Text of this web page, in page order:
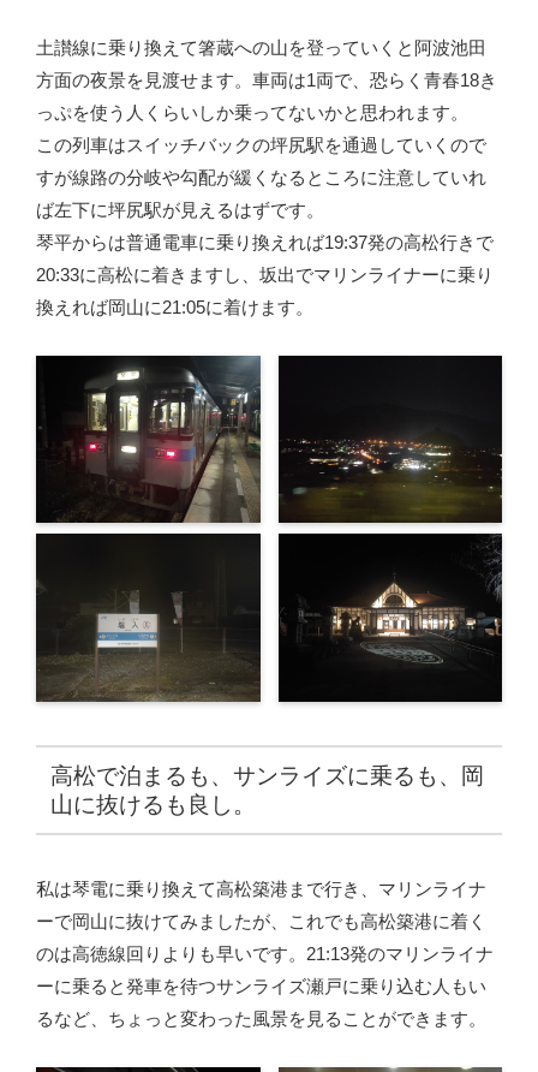
土讃線に乗り換えて箸蔵への山を登っていくと阿波池田
方面の夜景を見渡せます。車両は1両で、恐らく青春18き
っぷを使う人くらいしか乗ってないかと思われます。
この列車はスイッチバックの坪尻駅を通過していくので
すが線路の分岐や勾配が緩くなるところに注意していれ
ば左下に坪尻駅が見えるはずです。
琴平からは普通電車に乗り換えれば19:37発の高松行きで
20:33に高松に着きますし、坂出でマリンライナーに乗り
換えれば岡山に21:05に着けます。
高松で泊まるも、サンライズに乗るも、岡
山に抜けるも良し。
私は琴電に乗り換えて高松築港まで行き、マリンライナ
ーで岡山に抜けてみましたが、これでも高松築港に着く
のは高徳線回りよりも早いです。21:13発のマリンライナ
ーに乗ると発車を待つサンライズ瀬戸に乗り込む人もい
るなど、ちょっと変わった風景を見ることができます。